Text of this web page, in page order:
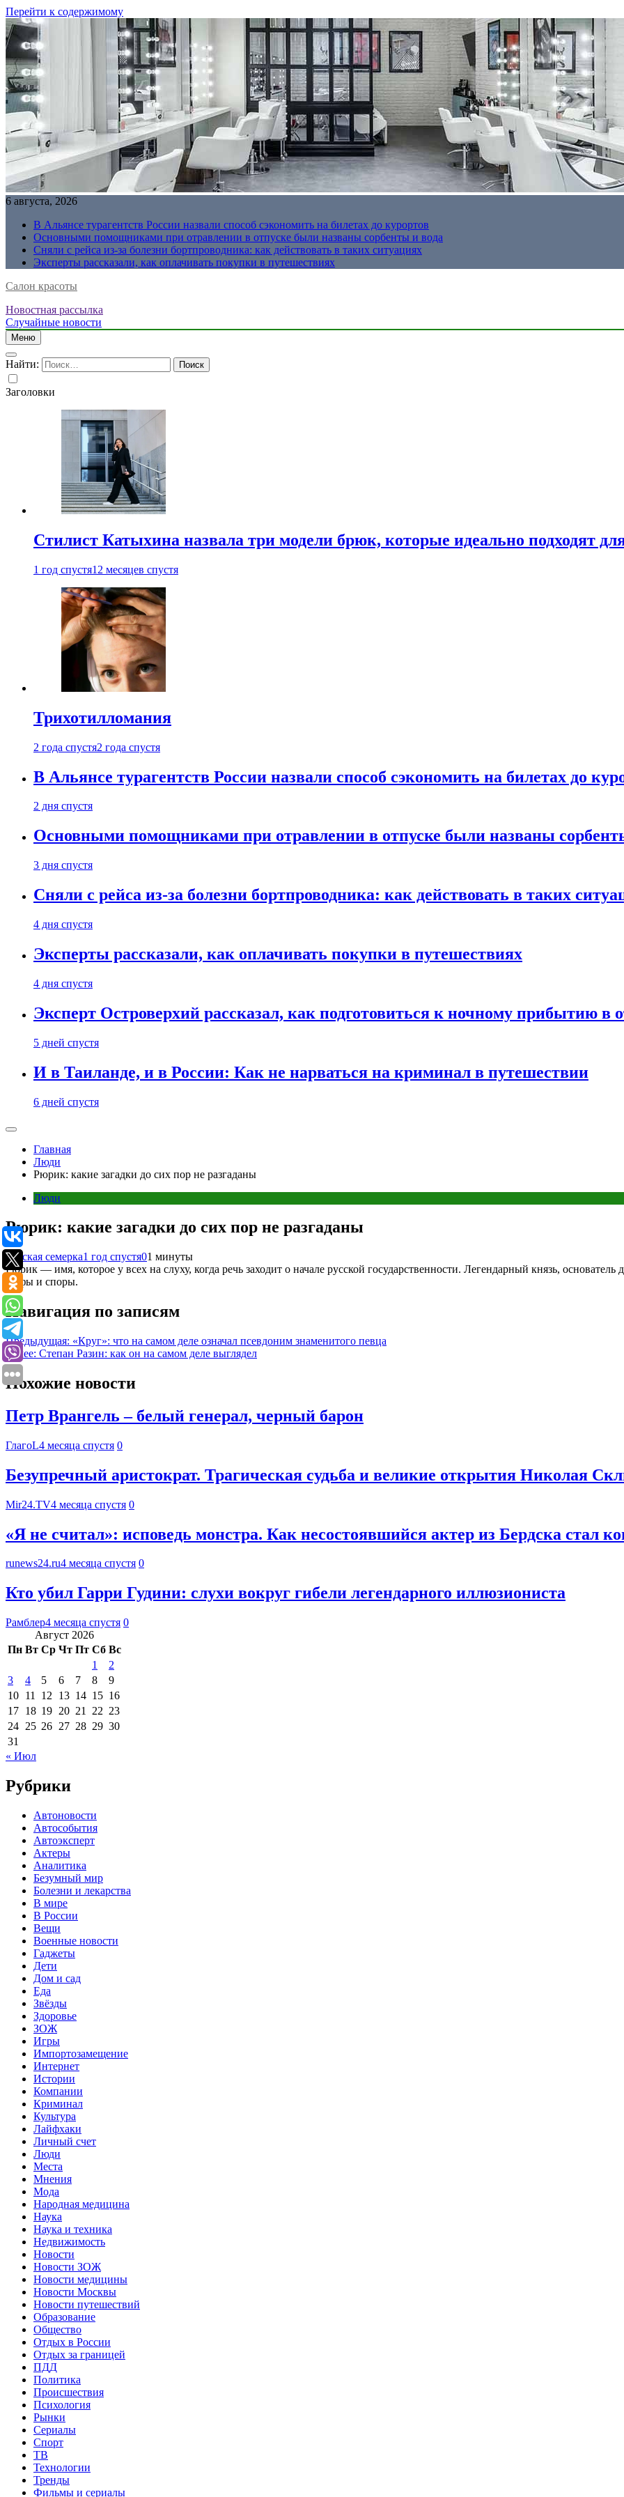
Перейти к содержимому
6 августа, 2026
В Альянсе турагентств России назвали способ сэкономить на билетах до курортов
Основными помощниками при отравлении в отпуске были названы сорбенты и вода
Сняли с рейса из-за болезни бортпроводника: как действовать в таких ситуациях
Эксперты рассказали, как оплачивать покупки в путешествиях
Салон красоты
Новостная рассылка
Случайные новости
Меню
Найти:
Заголовки
Стилист Катыхина назвала три модели брюк, которые идеально подходят
1 год спустя12 месяцев спустя
Трихотилломания
2 года спустя2 года спустя
В Альянсе турагентств России назвали способ сэкономить на билетах до
2 дня спустя
Основными помощниками при отравлении в отпуске были названы
3 дня спустя
Сняли с рейса из-за болезни бортпроводника: как действовать в таких
4 дня спустя
Эксперты рассказали, как оплачивать покупки в путешествиях
4 дня спустя
Эксперт Островерхий рассказал, как подготовиться к ночному прибытию в
5 дней спустя
И в Таиланде, и в России: Как не нарваться на криминал в путешествии
6 дней спустя
Главная
Люди
Рюрик: какие загадки до сих пор не разгаданы
Люди
Рюрик: какие загадки до сих пор не разгаданы
Русская семерка1 год спустя01 минуты
Рюрик — имя, которое у всех на слуху, когда речь заходит о начале русской государственности. Легендарный князь,
мифы и споры.
Навигация по записям
Предыдущая: «Круг»: что на самом деле означал псевдоним знаменитого певца
Далее: Степан Разин: как он на самом деле выглядел
Похожие новости
Петр Врангель – белый генерал, черный барон
ГлагоL4 месяца спустя 0
Безупречный аристократ. Трагическая судьба и великие открытия Николая
Mir24.TV4 месяца спустя 0
«Я не считал»: исповедь монстра. Как несостоявшийся актер из Бердска стал
runews24.ru4 месяца спустя 0
Кто убил Гарри Гудини: слухи вокруг гибели легендарного иллюзиониста
Рамблер4 месяца спустя 0
Август 2026
Пн Вт Ср Чт Пт Сб Вс
1
2
3
4 5 6 7 8
9
10 11 12 13 14 15 16
17 18 19 20 21 22 23
24 25 26 27 28 29 30
31
« Июл
Рубрики
Автоновости
Автособытия
Автоэксперт
Актеры
Аналитика
Безумный мир
Болезни и лекарства
В мире
В России
Вещи
Военные новости
Гаджеты
Дети
Дом и сад
Еда
Звёзды
Здоровье
ЗОЖ
Игры
Импортозамещение
Интернет
Истории
Компании
Криминал
Культура
Лайфхаки
Личный счет
Люди
Места
Мнения
Мода
Народная медицина
Наука
Наука и техника
Недвижимость
Новости
Новости ЗОЖ
Новости медицины
Новости Москвы
Новости путешествий
Образование
Общество
Отдых в России
Отдых за границей
ПДД
Политика
Происшествия
Психология
Рынки
Сериалы
Спорт
ТВ
Технологии
Тренды
Фильмы и сериалы